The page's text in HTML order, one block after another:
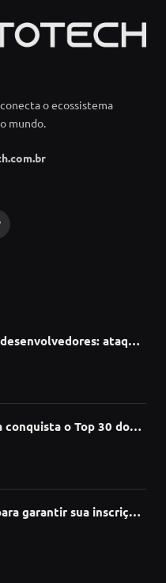
o ecossistema
mundo.
ataque
o Top 30 do
garantir sua inscrição